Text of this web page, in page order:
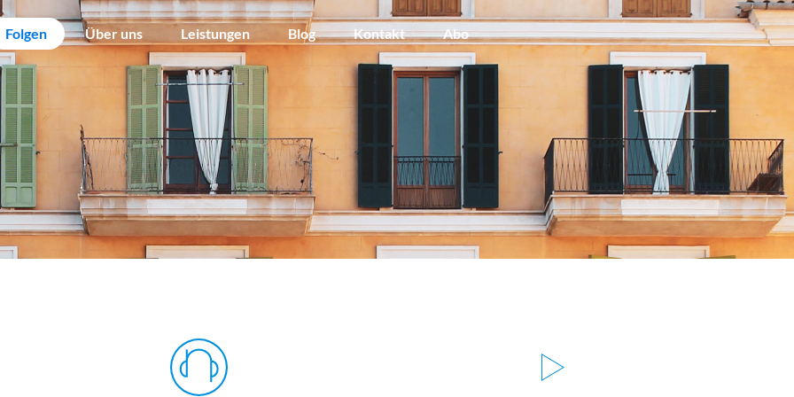
Folgen Über uns Leistungen Blog Kontakt Abo